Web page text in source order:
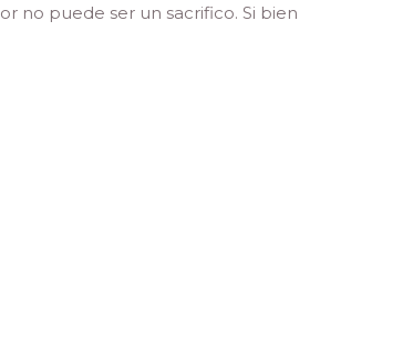
no puede ser un sacrifico. Si bien